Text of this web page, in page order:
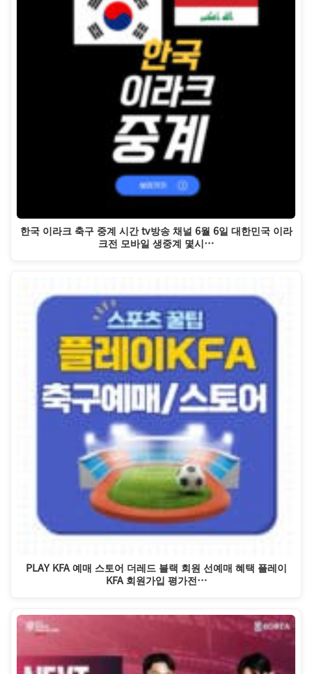
한국 이라크 축구 중계 시간 tv방송 채널 6월 6일 대한민국 이라
크전 모바일 생중계 몇시…
PLAY KFA 예매 스토어 더레드 블랙 회원 선예매 혜택 플레이
KFA 회원가입 평가전…